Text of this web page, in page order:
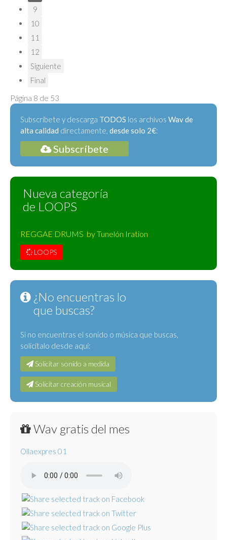
9
10
11
12
Siguiente
Final
Página 8 de 53
Subscríbete y descarga TODOS los archivos Wav de
alta calidad directamente, desde solo 2€:
Subscríbete
Nueva categoría
de LOOPS
REGGAE DRUMS by Tunelón Iration
LOOPS
¿No encuentras lo
que buscas?
Si no encuentras el sonido o música que buscas,
solicítalo desde aquí:
Solicitar sonido a medida
Solicitar creación musical
Wav gratis del mes
Ollaexpres 01